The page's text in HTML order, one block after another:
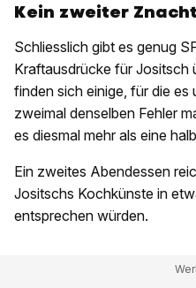
Kein zweiter Znacht
Schliesslich gibt es genug
Kraftausdrücke für Jositsch
finden sich einige, für die es
zweimal denselben Fehler
es diesmal mehr als eine
Ein zweites Abendessen
Jositschs Kochkünste in
entsprechen würden.